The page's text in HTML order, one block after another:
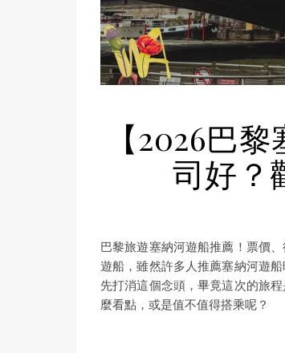
【2026巴
司好？
巴黎旅遊塞納河遊船推薦！票價
遊船，雖然許多人推薦塞納河遊
先打消這個念頭，畢竟這次的旅
麼看點，或是值不值得搭乘呢？